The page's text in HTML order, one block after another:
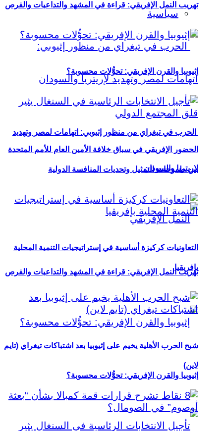
سياسية
الحرب في تيغراي من منظور إثيوبي: اتهامات لمصر وتهديد
لإريتريا والسودان
تهريب النمل الإفريقي: قراءة في المشهد والتداعيات والفرص
إثيوبيا والقرن الإفريقي: تحوُّلات محسوبة؟
تهريب النمل الإفريقي: قراءة في المشهد والتداعيات والفرص
إثيوبيا والقرن الإفريقي: تحوُّلات محسوبة؟
الحضور الإفريقي في سباق خلافة الأمين العام للأمم المتحدة
بين طموحات التمثيل وتحديات المنافسة الدولية
التعاونيات كركيزة أساسية في إستراتيجيات التنمية المحلية
بإفريقيا
شبح الحرب الأهلية يخيم على إثيوبيا بعد اشتباكات تيغراي (تايم
لاين)